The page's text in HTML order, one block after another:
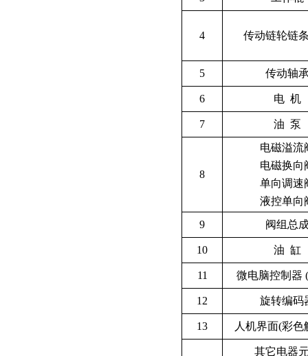
4 传动链轮链
5 传动轴
6 电 机
7 油 泵
8
电磁溢流
电磁换向
单向调速
液控单向
9
阀组总
10 油 缸
11 微电脑控制器
12 旋转编码
13 人机界面(彩色
其它电器